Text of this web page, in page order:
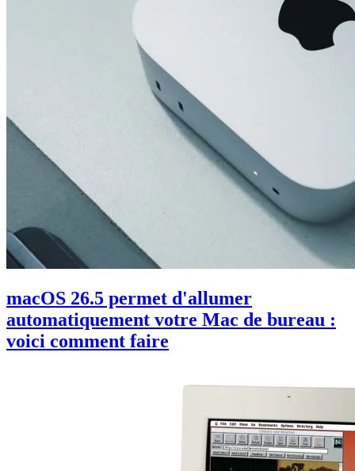
macOS 26.5 permet d'allumer
automatiquement votre Mac de bureau :
voici comment faire